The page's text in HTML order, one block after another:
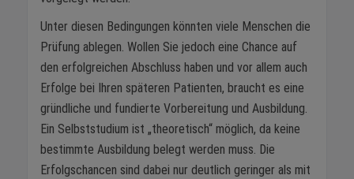
Unter diesen Bedingungen könnten viele Menschen die
Prüfung ablegen. Wollen Sie jedoch eine Chance auf
den erfolgreichen Abschluss haben und vor allem auch
Erfolge bei Ihren späteren Patienten, braucht es eine
gründliche und fundierte Vorbereitung und Ausbildung.
Ein Selbststudium ist „theoretisch“ möglich, da keine
bestimmte Ausbildung belegt werden muss. Die
Erfolgschancen sind dabei nur deutlich geringer als mit